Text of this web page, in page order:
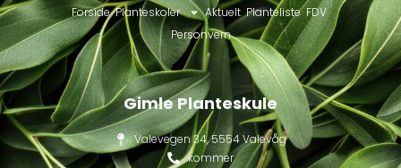
Forside Planteskoler Aktuelt Planteliste FDV
Personvern
Gimle Planteskule
Valevegen 34, 5554 Valevåg
kommer